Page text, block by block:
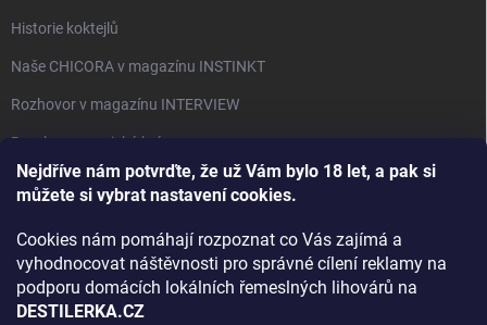
Nejdříve nám potvrďte, že už Vám bylo 18 let, a pak si
můžete si vybrat nastavení cookies.
Cookies nám pomáhají rozpoznat co Vás zajímá a
vyhodnocovat náštěvnosti pro správné cílení reklamy na
podporu domácích lokálních řemeslných lihovárů na
DESTILERKA.CZ
Historie koktejlů
Naše CHICORA v magazínu INSTINKT
Rozhovor v magazínu INTERVIEW
Bourbon, americká krása.
Napsali v TÝDNU o naší práci
Rozhovor s DESTILERKA.CZ v magazínu DRINKING-CAT
Jak vybrat dárek na Vánoce